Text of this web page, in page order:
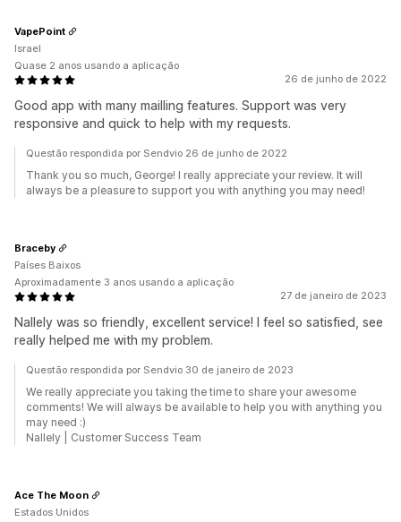
26 de junho de 2022
Good app with many mailling features. Support was very
responsive and quick to help with my requests.
VapePoint
Israel
Quase 2 anos usando a aplicação
Questão respondida por Sendvio 26 de junho de 2022
Thank you so much, George! I really appreciate your review. It will
always be a pleasure to support you with anything you may need!
27 de janeiro de 2023
Nallely was so friendly, excellent service! I feel so satisfied, see
really helped me with my problem.
Braceby
Países Baixos
Aproximadamente 3 anos usando a aplicação
Questão respondida por Sendvio 30 de janeiro de 2023
We really appreciate you taking the time to share your awesome
comments! We will always be available to help you with anything you
may need :)
Nallely | Customer Success Team
Ace The Moon
Estados Unidos